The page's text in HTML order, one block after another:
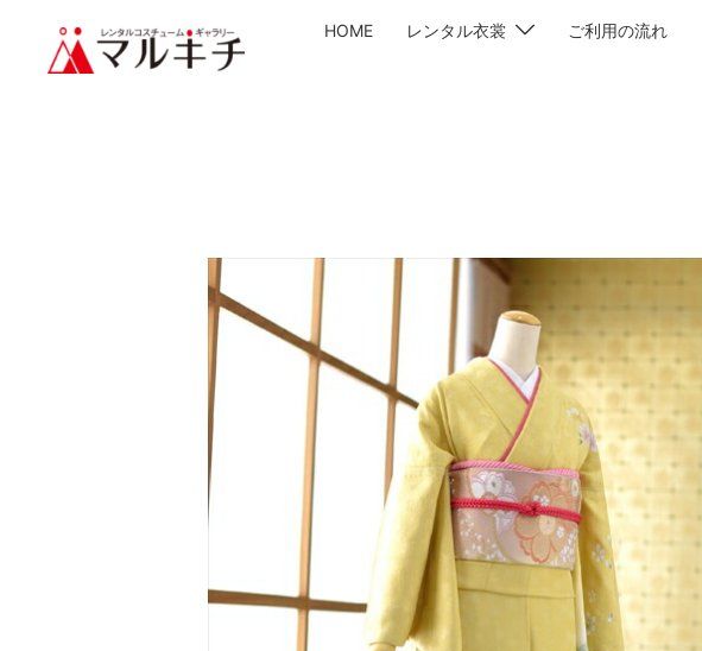
HOME レンタル衣裳 ご利用の流れ